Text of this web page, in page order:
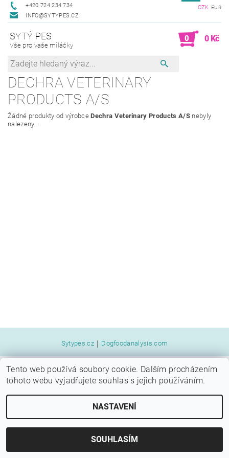
+420 724 234 734
INFO@SYTYPES.CZ
CZK EUR
SYTÝ PES
Vše pro vaše miláčky
0 0 Kč
DECHRA VETERINARY
PRODUCTS A/S
Žádné produkty od výrobceDechra Veterinary Products A/Snebyly
nalezeny....
Sytypes.cz | Dogfoodanalysis.com
2026 © SYTÝ PES, všechna práva vyhrazena
Vytvořil Shoptet
Tento web používá soubory cookie. Dalším procházením
tohoto webu vyjadřujete souhlas s jejich používáním.
NASTAVENÍ
SOUHLASÍM